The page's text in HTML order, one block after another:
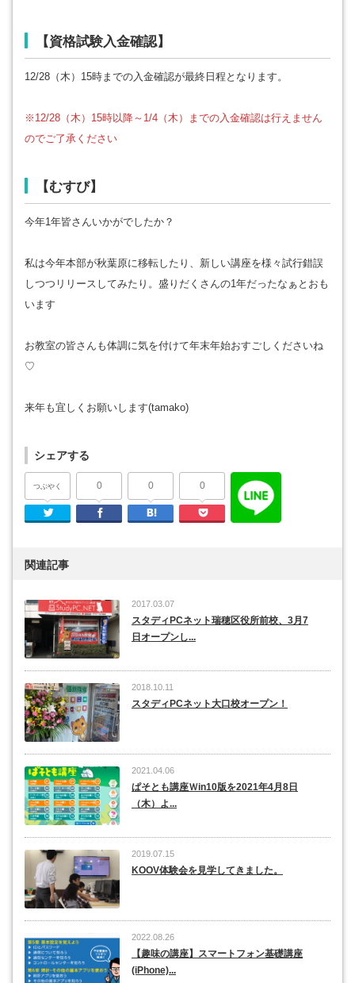
【資格試験入金確認】
12/28（木）15時までの入金確認が最終日程となります。
※12/28（木）15時以降～1/4（木）までの入金確認は行えません
のでご了承ください
【むすび】
今年1年皆さんいかがでしたか？
私は今年本部が秋葉原に移転したり、新しい講座を様々試行錯誤
しつつリリースしてみたり。盛りだくさんの1年だったなぁとおも
います
お教室の皆さんも体調に気を付けて年末年始おすごしくださいね
♡
来年も宜しくお願いします(tamako)
シェアする
つぶやく
Twitter
0
Facebook
0
はてなブックマーク
0
Pocket
関連記事
2017.03.07
スタディPCネット瑞穂区役所前校、3月7
日オープンし...
2018.10.11
スタディPCネット大口校オープン！
2021.04.06
ぱそとも講座Ｗin10版を2021年4月8日
（木）よ...
2019.07.15
KOOV体験会を見学してきました。
2022.08.26
【趣味の講座】スマートフォン基礎講座
(iPhone)...